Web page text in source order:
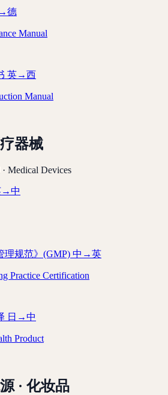
德
Manual
英→西
Manual
器械
Medical Devices
→中
理规范》(GMP) 中→英
Practice Certification
日→中
Product
· 化妆品